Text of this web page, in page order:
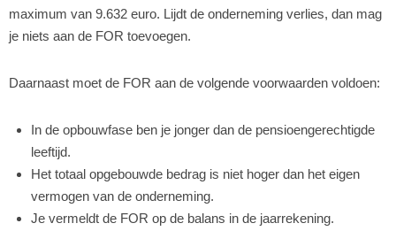
maximum van 9.632 euro. Lijdt de onderneming verlies, dan mag
je niets aan de FOR toevoegen.
Daarnaast moet de FOR aan de volgende voorwaarden voldoen:
In de opbouwfase ben je jonger dan de pensioengerechtigde
leeftijd.
Het totaal opgebouwde bedrag is niet hoger dan het eigen
vermogen van de onderneming.
Je vermeldt de FOR op de balans in de jaarrekening.